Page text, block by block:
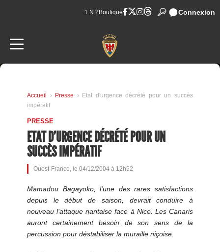
1 N 2 Boutique Connexion
Accueil › Presse › Etat d'urgence décrété pour un succès
impératif
PRESSE
ETAT D'URGENCE DÉCRÉTÉ POUR UN
SUCCÈS IMPÉRATIF
Ouest-France, le 04/12/2004 à 12h52
Mamadou Bagayoko, l'une des rares satisfactions
depuis le début de saison, devrait conduire à
nouveau l'attaque nantaise face à Nice. Les Canaris
auront certainement besoin de son sens de la
percussion pour déstabiliser la muraille niçoise.